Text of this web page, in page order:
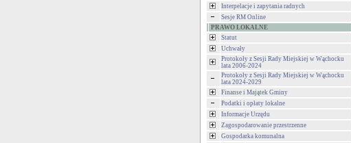
Interpelacje i zapytania radnych
Sesje RM Online
PRAWO LOKALNE
Statut
Uchwały
Protokoły z Sesji Rady Miejskiej w Wąchocku
lata 2006-2024
Protokoły z Sesji Rady Miejskiej w Wąchocku
lata 2024-2029
Finanse i Majątek Gminy
Podatki i opłaty lokalne
Informacje Urzędu
Zagospodarowanie przestrzenne
Gospodarka komunalna